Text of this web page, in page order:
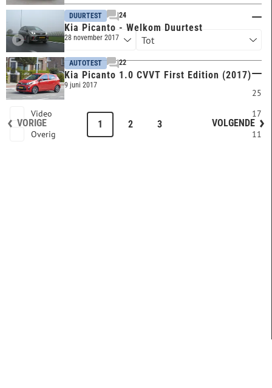
Publicatiejaar
Artikel type
PDF
25
Video
17
Overig
11
DUURTEST 24
Kia Picanto - Welkom Duurtest
28 november 2017
AUTOTEST 22
Kia Picanto 1.0 CVVT First Edition (2017)
9 juni 2017
VORIGE VOLGENDE
1 2 3